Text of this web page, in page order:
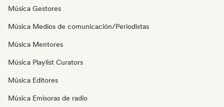
Música Gestores
Música Medios de comunicación/Periodistas
Música Mentores
Música Playlist Curators
Música Editores
Música Emisoras de radio